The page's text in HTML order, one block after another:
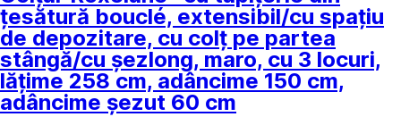
țesătură bouclé, extensibil/cu spațiu
de depozitare, cu colț pe partea
stângă/cu șezlong, maro, cu 3 locuri,
lățime 258 cm, adâncime 150 cm,
adâncime șezut 60 cm